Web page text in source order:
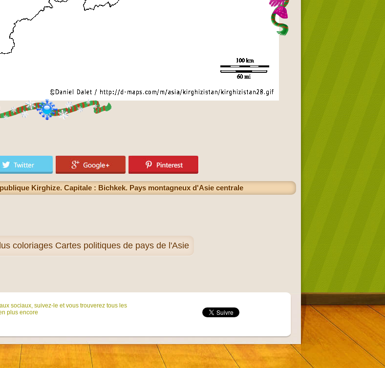
Kirghize. Capitale : Bichkek. Pays montagneux d'Asie centrale
coloriages Cartes politiques de pays de l'Asie
sociaux, suivez-le et vous trouverez tous les
plus encore